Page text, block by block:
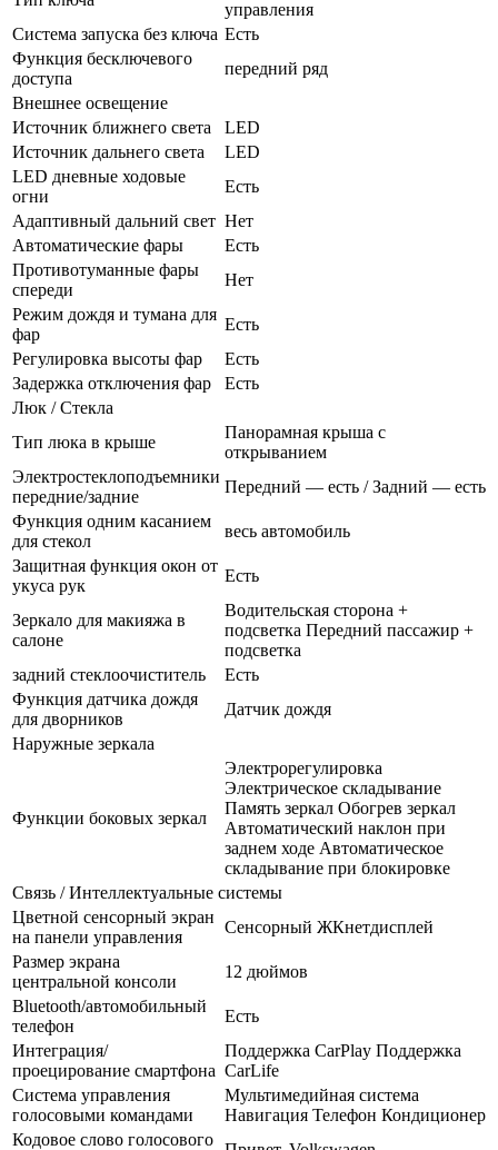
управления
Система запуска без ключа Есть
Функция бесключевого
доступа
передний ряд
Внешнее освещение
Источник ближнего света
LED
Источник дальнего света
LED
LED дневные ходовые
огни
Есть
Адаптивный дальний свет Нет
Автоматические фары
Есть
Противотуманные фары
спереди
Нет
Режим дождя и тумана для
фар
Есть
Регулировка высоты фар
Есть
Задержка отключения фар
Есть
Люк / Стекла
Тип люка в крыше
Панорамная крыша с
открыванием
Электростеклоподъемники
передние/задние
Передний — есть / Задний — есть
Функция одним касанием
для стекол
весь автомобиль
Защитная функция окон от
укуса рук
Есть
Зеркало для макияжа в
салоне
Водительская сторона +
подсветка Передний пассажир +
подсветка
задний стеклоочиститель
Есть
Функция датчика дождя
для дворников
Датчик дождя
Наружные зеркала
Функции боковых зеркал
Электрорегулировка
Электрическое складывание
Память зеркал Обогрев зеркал
Автоматический наклон при
заднем ходе Автоматическое
складывание при блокировке
Связь / Интеллектуальные системы
Цветной сенсорный экран
на панели управления
Сенсорный ЖКнетдисплей
Размер экрана
центральной консоли
12 дюймов
Bluetooth/автомобильный
телефон
Есть
Интеграция/
проецирование смартфона
Поддержка CarPlay Поддержка
CarLife
Система управления
голосовыми командами
Мультимедийная система
Навигация Телефон Кондиционер
Кодовое слово голосового